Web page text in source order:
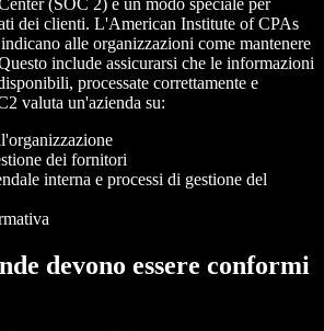
(SOC 2) è un modo speciale per
dei clienti. L'American Institute of CPAs
alle organizzazioni come mantenere
include assicurarsi che le informazioni
processate correttamente e
valuta un'azienda su:
dei fornitori
interna e processi di gestione del
devono essere conformi